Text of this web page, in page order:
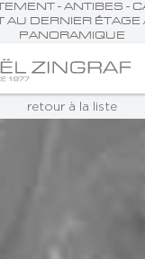
- ANTIBES -
AU DERNIER ÉTAGE
PANORAMIQUE
retour à la liste